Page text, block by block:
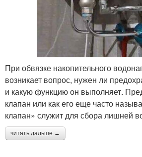
При обвязке накопительного
возникает вопрос, нужен ли
и какую функцию он выполняет.
клапан или как его еще часто
клапан» служит для сбора лишней
читать дальше →